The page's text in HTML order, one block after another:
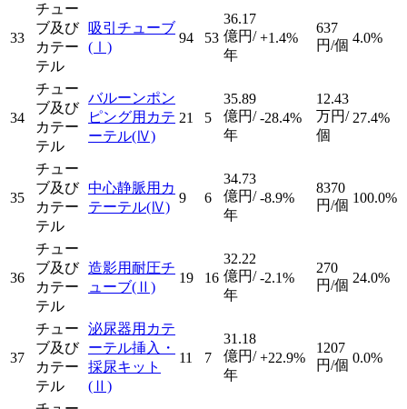
33
チュー
ブ及び
カテー
テル
吸引チューブ
(Ⅰ)
94 53
36.17
億円/
年
+1.4%
637
円/個 4.0%
34
チュー
ブ及び
カテー
テル
バルーンポン
ピング用カテ
ーテル(Ⅳ)
21 5
35.89
億円/
年
-28.4%
12.43
万円/
個
27.4%
35
チュー
ブ及び
カテー
テル
中心静脈用カ
テーテル(Ⅳ)
9 6
34.73
億円/
年
-8.9%
8370
円/個 100.0%
36
チュー
ブ及び
カテー
テル
造影用耐圧チ
ューブ(Ⅱ)
19 16
32.22
億円/
年
-2.1%
270
円/個 24.0%
37
チュー
ブ及び
カテー
テル
泌尿器用カテ
ーテル挿入・
採尿キット
(Ⅱ)
11 7
31.18
億円/
年
+22.9%
1207
円/個 0.0%